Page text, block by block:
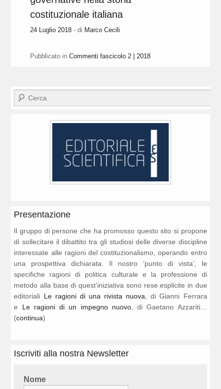
costituzionale italiana
24 Luglio 2018 - di Marco Cecili
Pubblicato in Commenti fascicolo 2 | 2018
Cerca
Presentazione
Il gruppo di persone che ha promosso questo sito si propone
di sollecitare il dibattito tra gli studiosi delle diverse discipline
interessate alle ragioni del costituzionalismo, operando entro
una prospettiva dichiarata. Il nostro ‘punto di vista’, le
specifiche ragioni di politica culturale e la professione di
metodo alla base di quest’iniziativa sono rese esplicite in due
editoriali Le ragioni di una rivista nuova , di Gianni Ferrara
e Le ragioni di un impegno nuovo, di Gaetano Azzariti…
(continua)
Iscriviti alla nostra Newsletter
Nome